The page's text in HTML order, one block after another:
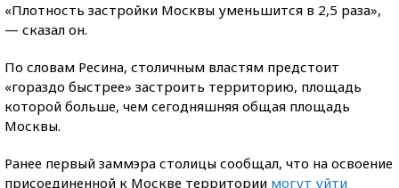
«Плотность застройки Москвы уменьшится в 2,5 раза»,
— сказал он.
По словам Ресина, столичным властям предстоит
«гораздо быстрее» застроить территорию, площадь
которой больше, чем сегодняшняя общая площадь
Москвы.
Ранее первый заммэра столицы сообщал, что на освоение
присоединенной к Москве территории могут уйти